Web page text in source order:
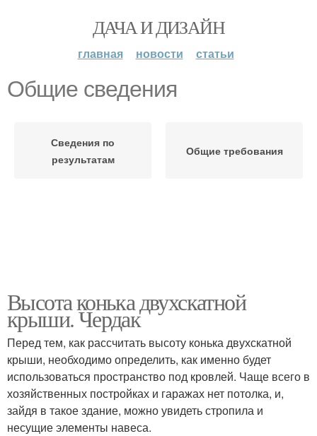
ДАЧА И ДИЗАЙН
главная новости статьи
Общие сведения
Сведения по
результатам
Общие требования
Высота конька двухскатной
крыши. Чердак
Перед тем, как рассчитать высоту конька двухскатной
крыши, необходимо определить, как именно будет
использоваться пространство под кровлей. Чаще всего в
хозяйственных постройках и гаражах нет потолка, и,
зайдя в такое здание, можно увидеть стропила и
несущие элементы навеса.